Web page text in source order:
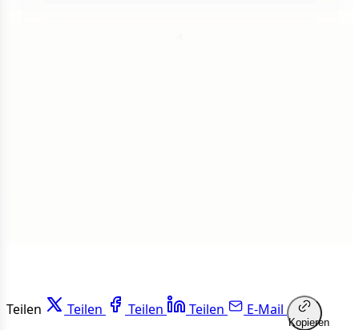
Teilen Teilen Teilen Teilen E-Mail
Kopieren